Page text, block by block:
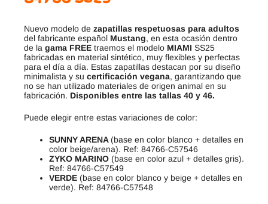
Nuevo modelo de zapatillas respetuosas para adultos
del fabricante español Mustang, en esta ocasión dentro
de la gama FREE traemos el modelo MIAMI SS25
fabricadas en material sintético, muy flexibles y perfectas
para el día a día. Estas zapatillas destacan por su diseño
minimalista y su certificación vegana, garantizando que
no se han utilizado materiales de origen animal en su
fabricación. Disponibles entre las tallas 40 y 46.
Puede elegir entre estas variaciones de color:
SUNNY ARENA(base en color blanco + detalles en
color beige/arena). Ref: 84766-C57546
ZYKO MARINO (base en color azul + detalles gris).
Ref: 84766-C57549
VERDE (base en color blanco y beige + detalles en
verde). Ref: 84766-C57548